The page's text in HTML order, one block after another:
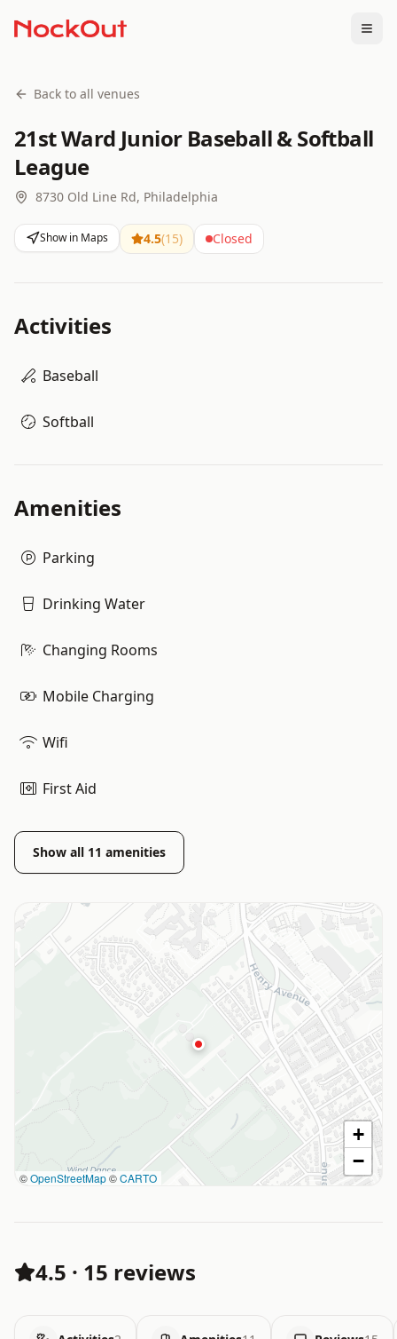
Back to all venues
21st Ward Junior Baseball & Softball
League
8730 Old Line Rd, Philadelphia
Show in Maps 4.5(15) Closed
Activities
Baseball
Softball
Amenities
Parking
Drinking Water
Changing Rooms
Mobile Charging
Wifi
First Aid
Show all 11 amenities
©OpenStreetMap©CARTO
+
−
4.5 · 15 reviews